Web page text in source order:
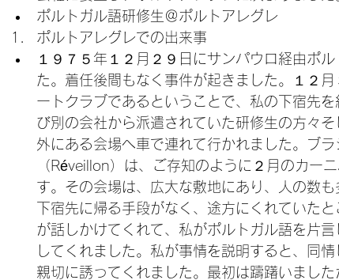
ポルトガル語研修生＠ポルトアレグレ
ポルトアレグレでの出来事
１９７５年１２月２９日にサンパウロ経由ポ
た。着任後間もなく事件が起きました。１２
ートクラブであるということで、私の下宿先
び別の会社から派遣されていた研修生の方々
外にある会場へ車で連れて行かれました。ブ
（Réveillon）は、ご存知のように２月のカー
す。その会場は、広大な敷地にあり、人の数
下宿先に帰る手段がなく、途方にくれていた
が話しかけてくれて、私がポルトガル語を片
してくれました。私が事情を説明すると、同
親切に誘ってくれました。最初は躊躇いまし